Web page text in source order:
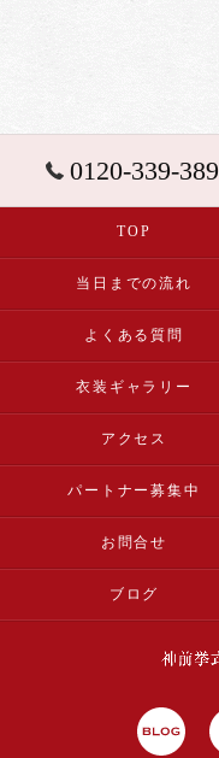
0120-339-389
TOP
当日までの流れ
よくある質問
衣装ギャラリー
アクセス
パートナー募集中
お問合せ
ブログ